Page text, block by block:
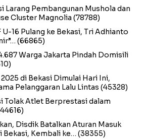
Larang Pembangunan Mushola dan
Cluster Magnolia (78788)
U-16 Pulang ke Bekasi, Tri Adhianto
(66865)
Warga Jakarta Pindah Domisili
di Bekasi Dimulai Hari Ini,
Pelanggaran Lalu Lintas (45328)
Tolak Atlet Berprestasi dalam
Disdik Batalkan Aturan Masuk
Bekasi, Kembali ke… (38355)